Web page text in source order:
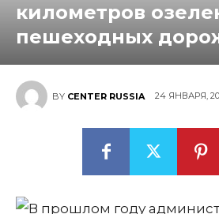
километров
пешеходных
BY CENTER RUSSIA 24 ЯНВАРЯ,